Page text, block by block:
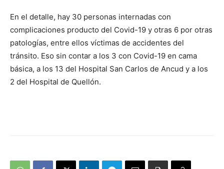
En el detalle, hay 30 personas internadas con
complicaciones producto del Covid-19 y otras 6 por otras
patologías, entre ellos víctimas de accidentes del
tránsito. Eso sin contar a los 3 con Covid-19 en cama
básica, a los 13 del Hospital San Carlos de Ancud y a los
2 del Hospital de Quellón.